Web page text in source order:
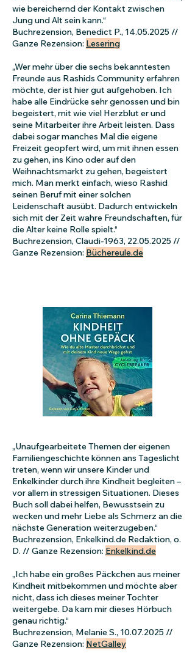
wie bereichernd der Kontakt zwischen
Jung und Alt sein kann.“
Buchrezension, Benedict P., 14.05.2025 //
Ganze Rezension: Lesering
„Wer mehr über die sechs bekanntesten
Freunde aus Rashids Community erfahren
möchte, der ist hier gut aufgehoben. Ich
habe alle Eindrücke sehr genossen und bin
begeistert, mit wie viel Herzblut er und
seine Mitarbeiter ihre Arbeit leisten. Dass
dabei sogar manches Mal die eigene
Freizeit geopfert wird, um mit ihnen essen
zu gehen, ins Kino oder auf den
Weihnachtsmarkt zu gehen, begeistert
mich. Man merkt einfach, wieso Rashid
seinen Beruf mit einer solchen
Leidenschaft ausübt. Dadurch entwickeln
sich mit der Zeit wahre Freundschaften, für
die Alter keine Rolle spielt.“
Buchrezension, Claudi-1963, 22.05.2025 //
Ganze Rezension: Büchereule.de
„Unaufgearbeitete Themen der eigenen
Familiengeschichte können ans Tageslicht
treten, wenn wir unsere Kinder und
Enkelkinder durch ihre Kindheit begleiten –
vor allem in stressigen Situationen. Dieses
Buch soll dabei helfen, Bewusstsein zu
wecken und mehr Liebe als Schmerz an die
nächste Generation weiterzugeben.“
Buchrezension, Enkelkind.de Redaktion, o.
D. // Ganze Rezension: Enkelkind.de
„Ich habe ein großes Päckchen aus meiner
Kindheit mitbekommen und möchte aber
nicht, dass ich dieses meiner Tochter
weitergebe. Da kam mir dieses Hörbuch
genau richtig.“
Buchrezension, Melanie S., 10.07.2025 //
Ganze Rezension: NetGalley